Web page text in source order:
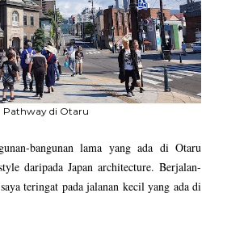
Pathway di Otaru
bangunan lama yang ada di Otaru
daripada Japan architecture. Berjalan-
teringat pada jalanan kecil yang ada di